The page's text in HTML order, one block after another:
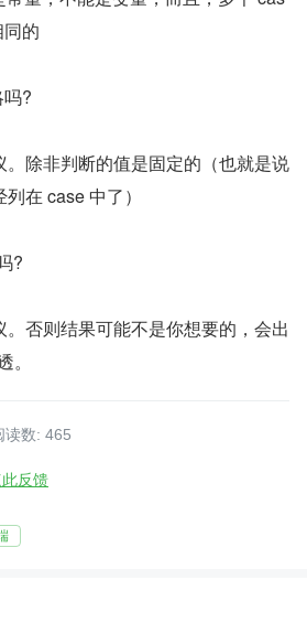
的
吗?
除非判断的值是固定的（也就是说
在 case 中了）
?
否则结果可能不是你想要的，会出
读数: 465
此反馈